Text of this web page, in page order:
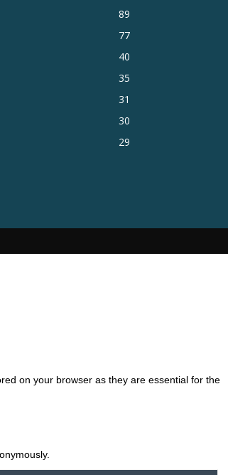
89
77
40
35
31
30
29
on your browser as they are essential for the